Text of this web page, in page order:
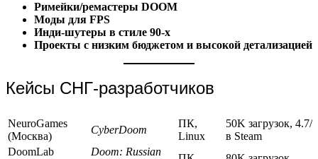
Римейки/ремастеры DOOM
Моды для FPS
Инди-шутеры в стиле 90-х
Проекты с низким бюджетом и высокой детализацией
Кейсы СНГ-разработчиков
NeuroGames
(Москва)
CyberDoom
ПК,
Linux
50K загрузок, 4.7/5
в Steam
DoomLab
Doom: Russian